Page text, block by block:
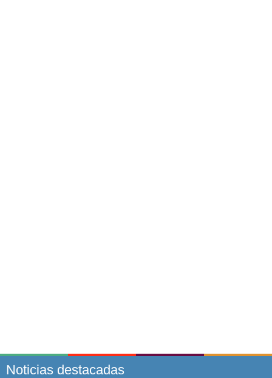
Noticias destacadas